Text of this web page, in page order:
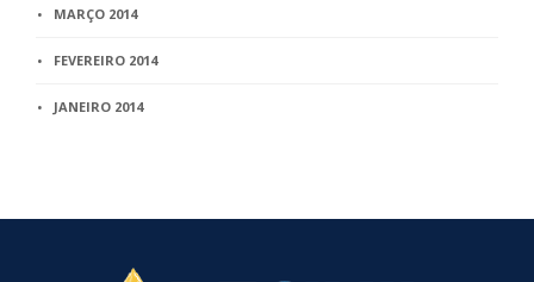
MARÇO 2014
FEVEREIRO 2014
JANEIRO 2014